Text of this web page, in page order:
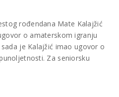
rođendana Mate Kalajžić
o amaterskom igranju
je Kalajžić imao ugovor o
Za seniorsku